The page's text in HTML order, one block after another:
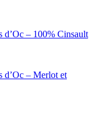
d’Oc – 100% Cinsault
d’Oc – Merlot et